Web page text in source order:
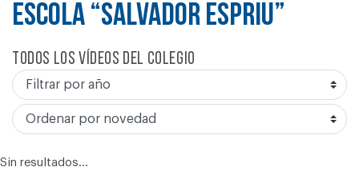
ESCOLA “SALVADOR ESPRIU”
Todos los vídeos del colegio
Sin resultados...